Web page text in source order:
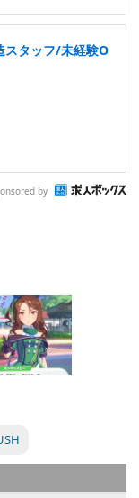
スタッフ/未経験O
by